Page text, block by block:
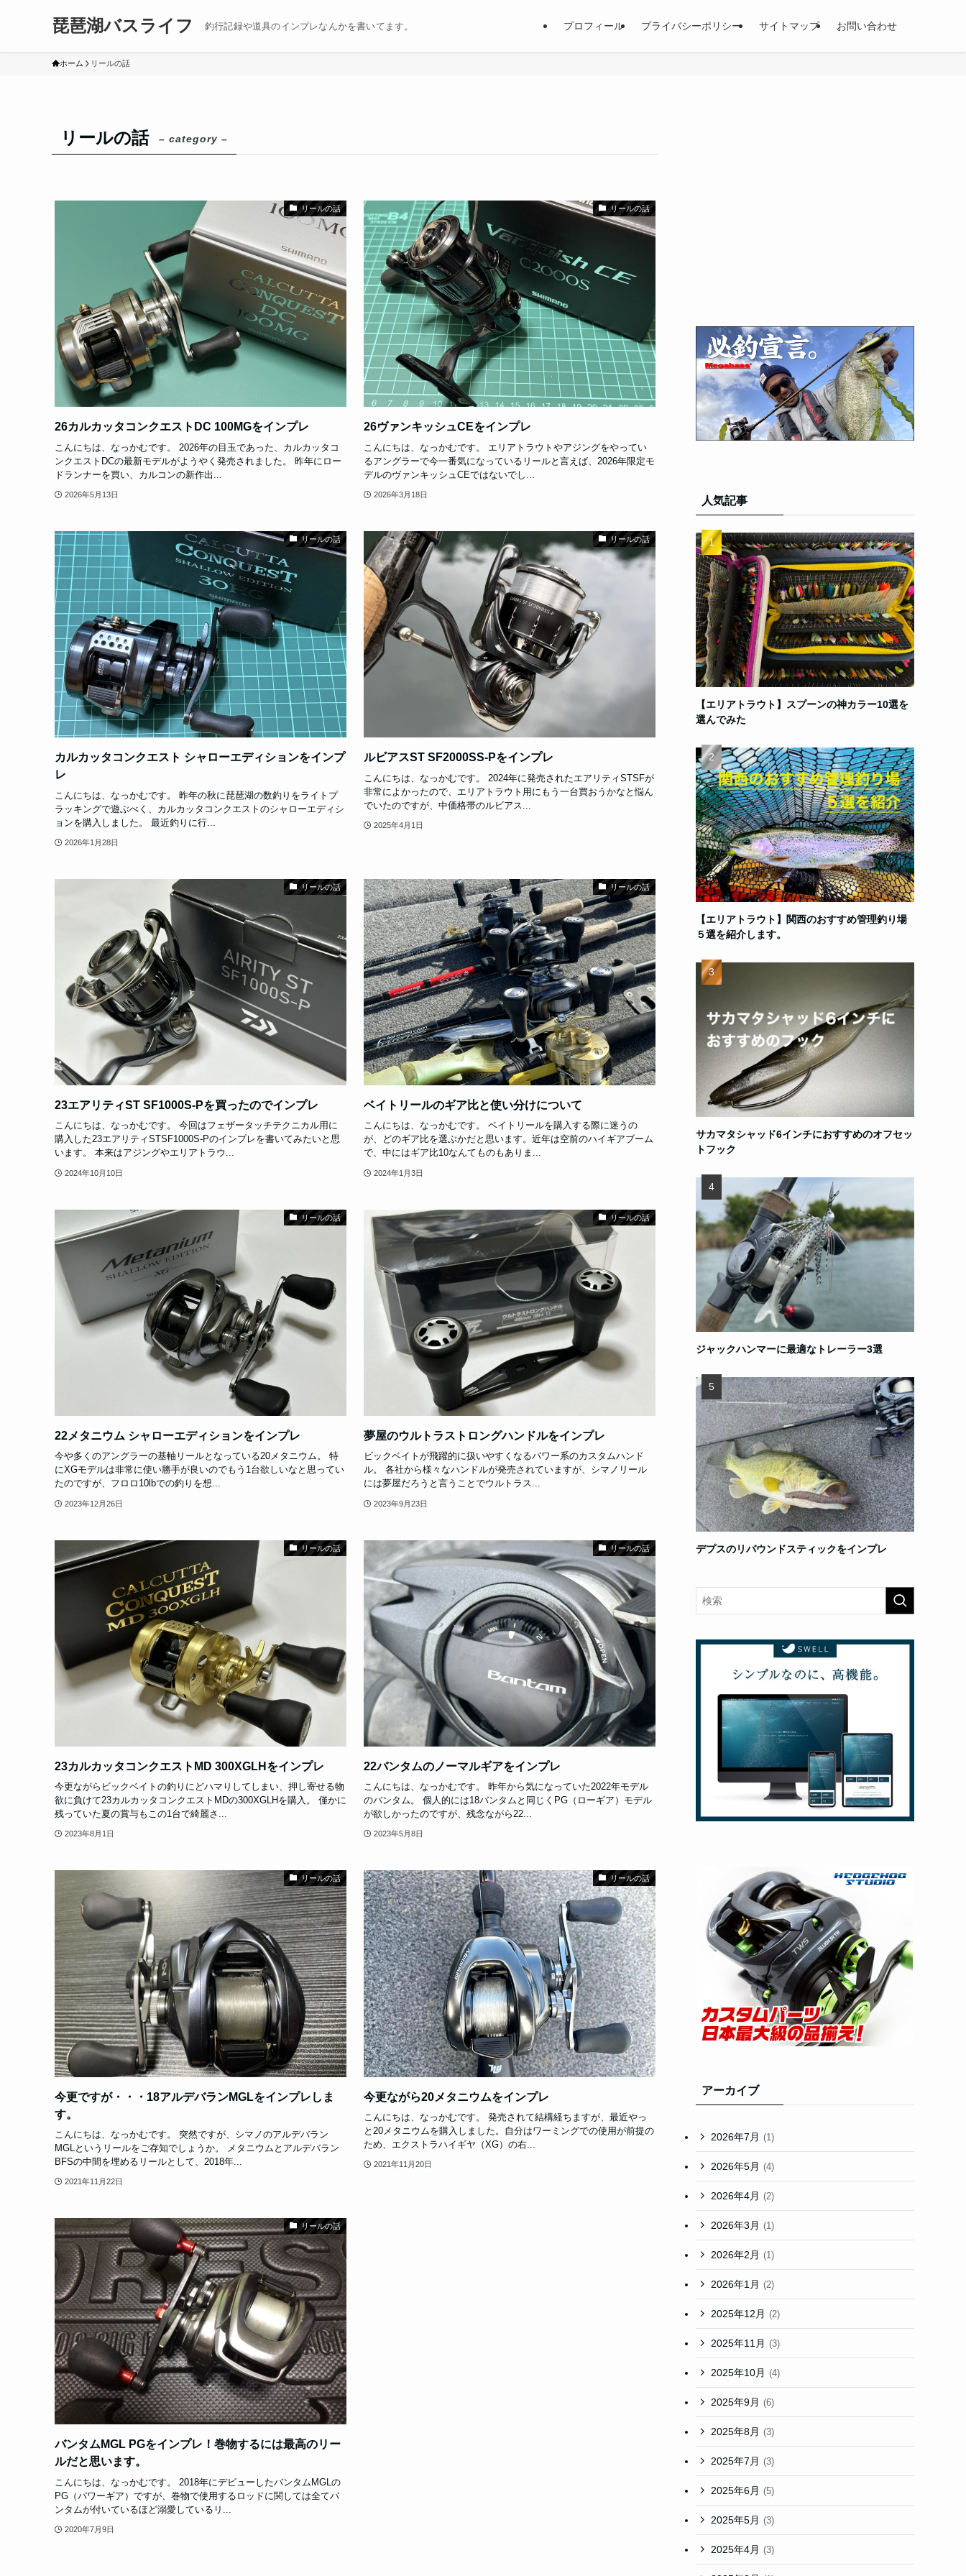
琵琶湖バスライフ 釣行記録や道具のインプレなんかを書いてます。 プロフィール プライバシーポリシー サイトマップ お問い合わせ
ホーム リールの話
リールの話 – category –
リールの話
26カルカッタコンクエストDC 100MGをインプレ
こんにちは、なっかむです。 2026年の目玉であった、カルカッタコ
ンクエストDCの最新モデルがようやく発売されました。 昨年にロー
ドランナーを買い、カルコンの新作出...
2026年5月13日
リールの話
26ヴァンキッシュCEをインプレ
こんにちは、なっかむです。 エリアトラウトやアジングをやってい
るアングラーで今一番気になっているリールと言えば、2026年限定モ
デルのヴァンキッシュCEではないでし...
2026年3月18日
リールの話
カルカッタコンクエスト シャローエディションをインプ
レ
こんにちは、なっかむです。 昨年の秋に琵琶湖の数釣りをライトプ
ラッキングで遊ぶべく、カルカッタコンクエストのシャローエディシ
ョンを購入しました。 最近釣りに行...
2026年1月28日
リールの話
ルビアスST SF2000SS-Pをインプレ
こんにちは、なっかむです。 2024年に発売されたエアリティSTSFが
非常によかったので、エリアトラウト用にもう一台買おうかなと悩ん
でいたのですが、中価格帯のルビアス...
2025年4月1日
リールの話
23エアリティST SF1000S-Pを買ったのでインプレ
こんにちは、なっかむです。 今回はフェザータッチテクニカル用に
購入した23エアリティSTSF1000S-Pのインプレを書いてみたいと思
います。 本来はアジングやエリアトラウ...
2024年10月10日
リールの話
ベイトリールのギア比と使い分けについて
こんにちは、なっかむです。 ベイトリールを購入する際に迷うの
が、どのギア比を選ぶかだと思います。近年は空前のハイギアブーム
で、中にはギア比10なんてものもありま...
2024年1月3日
リールの話
22メタニウム シャローエディションをインプレ
今や多くのアングラーの基軸リールとなっている20メタニウム。 特
にXGモデルは非常に使い勝手が良いのでもう1台欲しいなと思ってい
たのですが、フロロ10lbでの釣りを想...
2023年12月26日
リールの話
夢屋のウルトラストロングハンドルをインプレ
ビックベイトが飛躍的に扱いやすくなるパワー系のカスタムハンド
ル。 各社から様々なハンドルが発売されていますが、シマノリール
には夢屋だろうと言うことでウルトラス...
2023年9月23日
リールの話
23カルカッタコンクエストMD 300XGLHをインプレ
今更ながらビックベイトの釣りにどハマりしてしまい、押し寄せる物
欲に負けて23カルカッタコンクエストMDの300XGLHを購入。 僅かに
残っていた夏の賞与もこの1台で綺麗さ...
2023年8月1日
リールの話
22バンタムのノーマルギアをインプレ
こんにちは、なっかむです。 昨年から気になっていた2022年モデル
のバンタム。 個人的には18バンタムと同じくPG（ローギア）モデル
が欲しかったのですが、残念ながら22...
2023年5月8日
リールの話
今更ですが・・・18アルデバランMGLをインプレしま
す。
こんにちは、なっかむです。 突然ですが、シマノのアルデバラン
MGLというリールをご存知でしょうか。 メタニウムとアルデバラン
BFSの中間を埋めるリールとして、2018年...
2021年11月22日
リールの話
今更ながら20メタニウムをインプレ
こんにちは、なっかむです。 発売されて結構経ちますが、最近やっ
と20メタニウムを購入しました。自分はワーミングでの使用が前提の
ため、エクストラハイギヤ（XG）の右...
2021年11月20日
リールの話
バンタムMGL PGをインプレ！巻物するには最高のリー
ルだと思います。
こんにちは、なっかむです。 2018年にデビューしたバンタムMGLの
PG（パワーギア）ですが、巻物で使用するロッドに関しては全てバ
ンタムが付いているほど溺愛しているリ...
2020年7月9日
人気記事
【エリアトラウト】スプーンの神カラー10選を
選んでみた
【エリアトラウト】関西のおすすめ管理釣り場
５選を紹介します。
サカマタシャッド6インチにおすすめのオフセッ
トフック
ジャックハンマーに最適なトレーラー3選
デプスのリバウンドスティックをインプレ
アーカイブ
2026年7月 (1)
2026年5月 (4)
2026年4月 (2)
2026年3月 (1)
2026年2月 (1)
2026年1月 (2)
2025年12月 (2)
2025年11月 (3)
2025年10月 (4)
2025年9月 (6)
2025年8月 (3)
2025年7月 (3)
2025年6月 (5)
2025年5月 (3)
2025年4月 (3)